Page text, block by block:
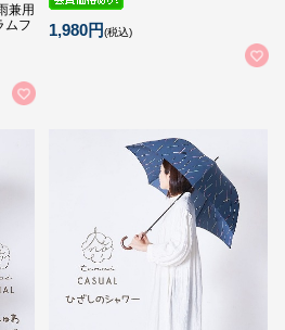
兼用
ムフ
1,980円(税込)